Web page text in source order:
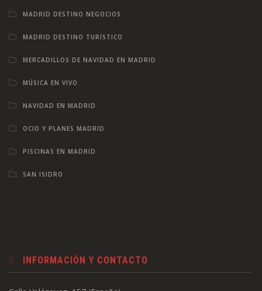
MADRID DESTINO NEGOCIOS
MADRID DESTINO TURÍSTICO
MERCADILLOS DE NAVIDAD EN MADRID
MÚSICA EN VIVO
NAVIDAD EN MADRID
OCIO Y PLANES MADRID
PISCINAS EN MADRID
SAN ISIDRO
INFORMACIÓN Y CONTACTO